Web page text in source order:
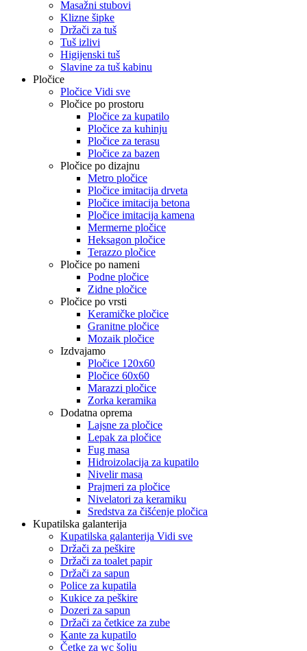
Masažni stubovi
Klizne šipke
Držači za tuš
Tuš izlivi
Higijenski tuš
Slavine za tuš kabinu
Pločice
Pločice Vidi sve
Pločice po prostoru
Pločice za kupatilo
Pločice za kuhinju
Pločice za terasu
Pločice za bazen
Pločice po dizajnu
Metro pločice
Pločice imitacija drveta
Pločice imitacija betona
Pločice imitacija kamena
Mermerne pločice
Heksagon pločice
Terazzo pločice
Pločice po nameni
Podne pločice
Zidne pločice
Pločice po vrsti
Keramičke pločice
Granitne pločice
Mozaik pločice
Izdvajamo
Pločice 120x60
Pločice 60x60
Marazzi pločice
Zorka keramika
Dodatna oprema
Lajsne za pločice
Lepak za pločice
Fug masa
Hidroizolacija za kupatilo
Nivelir masa
Prajmeri za pločice
Nivelatori za keramiku
Sredstva za čišćenje pločica
Kupatilska galanterija
Kupatilska galanterija Vidi sve
Držači za peškire
Držači za toalet papir
Držači za sapun
Police za kupatila
Kukice za peškire
Dozeri za sapun
Držači za četkice za zube
Kante za kupatilo
Četke za wc šolju